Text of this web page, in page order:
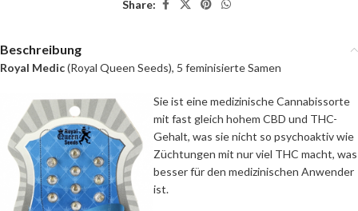
Share:
Beschreibung
Royal Medic(Royal Queen Seeds), 5 feminisierte Samen
Sie ist eine medizinische Cannabissorte
mit fast gleich hohem CBD und THC-
Gehalt, was sie nicht so psychoaktiv wie
Züchtungen mit nur viel THC macht, was
besser für den medizinischen Anwender
ist.